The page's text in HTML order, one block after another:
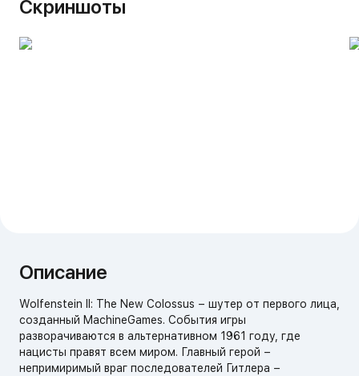
Скриншоты
Описание
Wolfenstein II: The New Colossus – шутер от первого лица,
созданный MachineGames. События игры
разворачиваются в альтернативном 1961 году, где
нацисты правят всем миром. Главный герой –
непримиримый враг последователей Гитлера –